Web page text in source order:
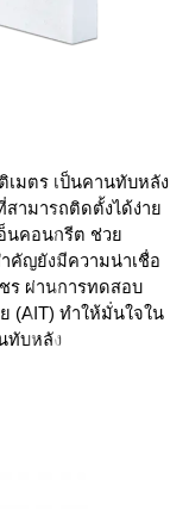
เมตร เป็นคานทับหลัง
สามารถติดตั้งได้ง่าย
นคอนกรีต ช่วย
คัญยังมีความน่าเชื่อ
ชร ผ่านการทดสอบ
(AIT) ทำให้มั่นใจใน
ทับหลัง